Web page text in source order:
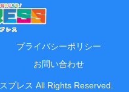
プライバシーポリシー
お問い合わせ
プレス All Rights Reserved.